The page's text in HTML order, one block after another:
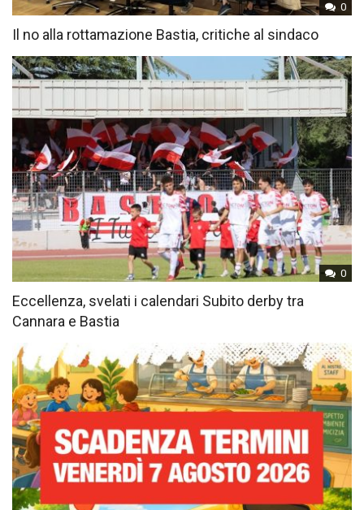
0
Il no alla rottamazione Bastia, critiche al sindaco
0
Eccellenza, svelati i calendari Subito derby tra
Cannara e Bastia